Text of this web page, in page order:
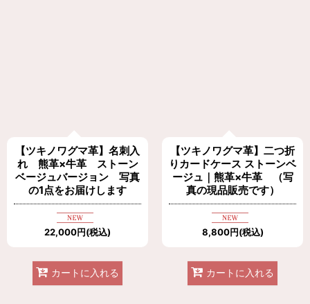
【ツキノワグマ革】名刺入
れ 熊革×牛革 ストーン
ベージュバージョン 写真
の1点をお届けします
22,000円(税込)
カートに入れる
【ツキノワグマ革】二つ折
りカードケース ストーンベ
ージュ｜熊革×牛革 （写
真の現品販売です）
8,800円(税込)
カートに入れる